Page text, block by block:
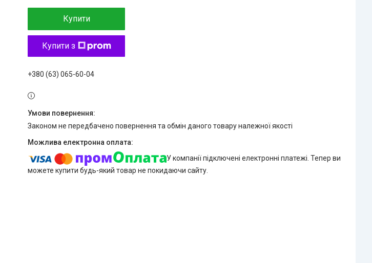
Купити
Купити з
+380 (63) 065-60-04
Законом не передбачено повернення та обмін даного товару належної якості
У компанії підключені електронні платежі. Тепер ви
можете купити будь-який товар не покидаючи сайту.